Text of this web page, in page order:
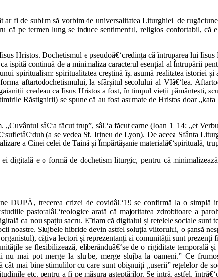
fi de sublim să vorbim de universalitatea Liturghiei, de
pe termen lung se induce sentimentul, religios confortabil, că
Hristos. Dochetismul e pseudoâ€‘credința că întruparea lui
ispită continuă de a minimaliza caracterul esențial al Întrupării
spiritualism: spiritualitatea creștină își asumă realitatea istoriei
aftartodochetismului, la sfârșitul secolului al VIâ€‘lea.
credeau ca Iisus Hristos a fost, în timpul vieții pământești,
Răstignirii) se spune că au fost asumate de Hristos doar
sâ€‘a făcut trup”, sâ€‘a făcut carne (Ioan 1, 14: „et
(a se vedea Sf. Irineu de Lyon). De aceea Sfânta
a Cinei celei de Taină și Împărtășanie materialâ€‘spirituală,
digitală e o formă de dochetism liturgic, pentru că
DUPÄ‚ trecerea crizei de covidâ€‘19 se confirmă la o
pastoralâ€‘teologice arată că majoritatea zdrobitoare a
ca nou spațiu sacru. È˜tiam că digitalul și rețelele sociale sunt
noastre. Slujbele hibride devin astfel soluția viitorului, o șansă
câțiva lectori și reprezentanți ai comunității sunt prezenți
se flexibilizează, eliberânduâ€‘se de o rigiditate temporală
mai pot merge la slujbe, merge slujba la oameni.” Ce
cât mai bine stimulilor cu care sunt obișnuiți „userii” rețelelor de
etc. pentru a fi pe măsura așteptărilor. Se intră, astfel,